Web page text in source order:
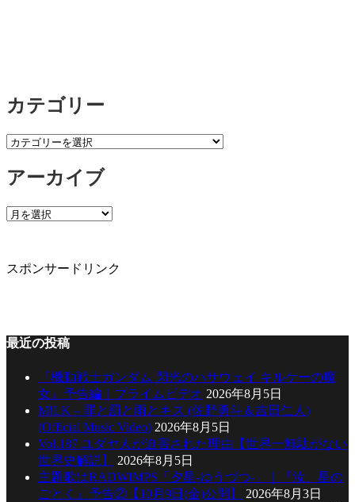
カテゴリー
カ
ゴ
ー
アーカイブ
ア
イ
スポンサードリンク
最近の投稿
『機動戦士ガンダム 閃光のハサウェイ キルケーの魔
女』予告編｜プライムビデオ 2026年8月5日
M!LK – 罪と罰と雨とキス (佐野勇斗＆吉田仁人)
(Official Music Video) 2026年8月5日
Vol.187 ユダヤ人が迫害された理由【世界一無駄がない
世界史解説】
2026年8月5日
主題歌はRADWIMPS「夕星-ゆうづつ-」｜『汝、星の
ごとく』予告②【10月9日(金)公開】
2026年8月3日